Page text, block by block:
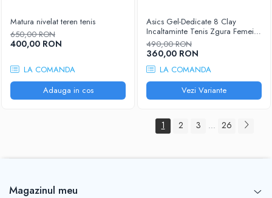
Matura nivelat teren tenis
650,00 RON
400,00 RON
LA COMANDA
Adauga in cos
Asics Gel-Dedicate 8 Clay
Incaltaminte Tenis Zgura Femei
Gri albastrui, Alb
490,00 RON
360,00 RON
LA COMANDA
Vezi Variante
1 2 3 ... 26
Magazinul meu